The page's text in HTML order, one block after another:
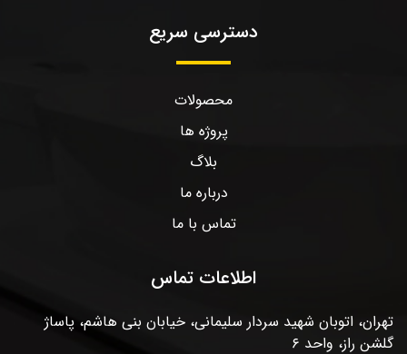
دسترسی سریع
محصولات
پروژه ها
بلاگ
درباره ما
تماس با ما
اطلاعات تماس
تهران، اتوبان شهید سردار سلیمانی، خیابان بنی هاشم، پاساژ
گلشن راز، واحد ۶